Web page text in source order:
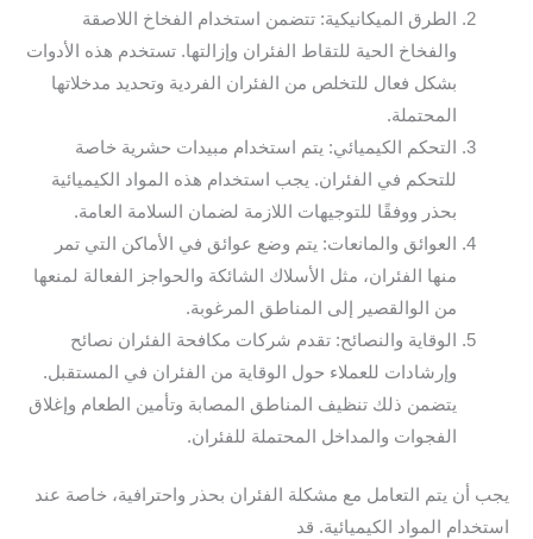
الطرق الميكانيكية: تتضمن استخدام الفخاخ اللاصقة
والفخاخ الحية للتقاط الفئران وإزالتها. تستخدم هذه الأدوات
بشكل فعال للتخلص من الفئران الفردية وتحديد مدخلاتها
المحتملة.
التحكم الكيميائي: يتم استخدام مبيدات حشرية خاصة
للتحكم في الفئران. يجب استخدام هذه المواد الكيميائية
بحذر ووفقًا للتوجيهات اللازمة لضمان السلامة العامة.
العوائق والمانعات: يتم وضع عوائق في الأماكن التي تمر
منها الفئران، مثل الأسلاك الشائكة والحواجز الفعالة لمنعها
من الوالقصير إلى المناطق المرغوبة.
الوقاية والنصائح: تقدم شركات مكافحة الفئران نصائح
وإرشادات للعملاء حول الوقاية من الفئران في المستقبل.
يتضمن ذلك تنظيف المناطق المصابة وتأمين الطعام وإغلاق
الفجوات والمداخل المحتملة للفئران.
يجب أن يتم التعامل مع مشكلة الفئران بحذر واحترافية، خاصة عند
استخدام المواد الكيميائية. قد